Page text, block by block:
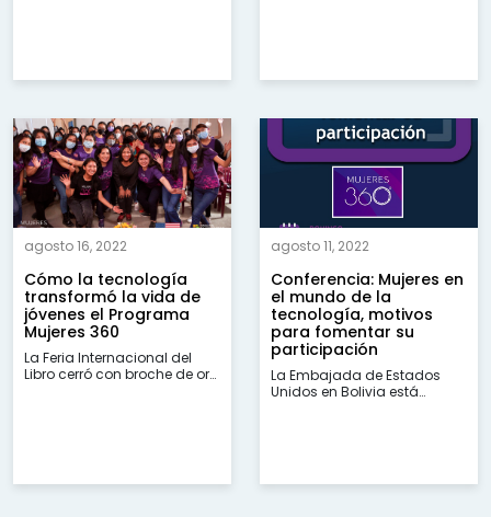
agosto 16, 2022
Cómo la tecnología
transformó la vida de
jóvenes el Programa
Mujeres 360
La Feria Internacional del
Libro cerró con broche de oro
agosto 11, 2022
Conferencia: Mujeres en
el mundo de la
tecnología, motivos
para fomentar su
participación
La Embajada de Estados
Unidos en Bolivia está